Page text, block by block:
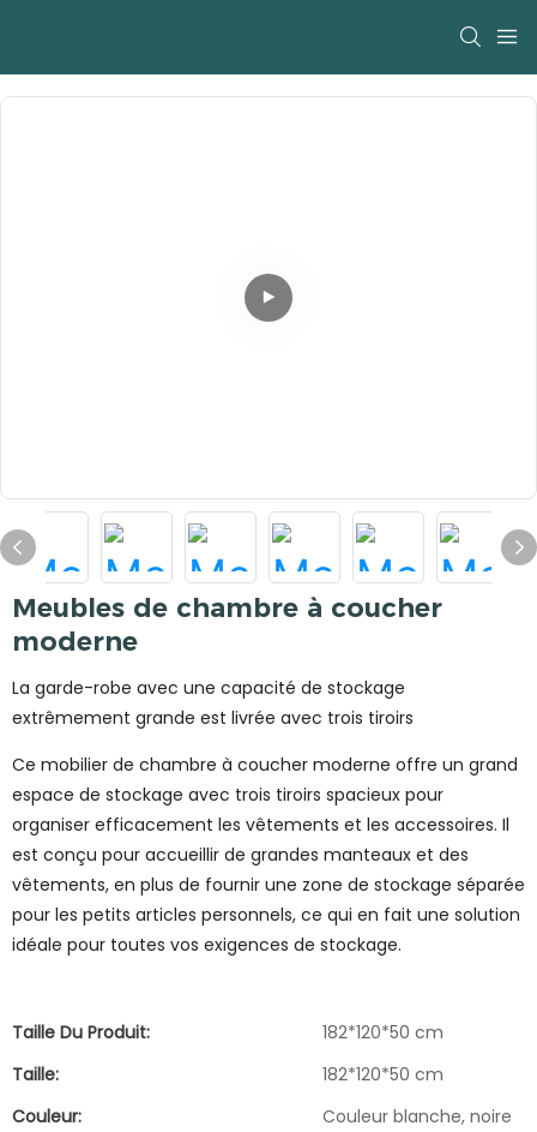
Meubles de chambre à coucher
moderne
La garde-robe avec une capacité de stockage
extrêmement grande est livrée avec trois tiroirs
Ce mobilier de chambre à coucher moderne offre un grand
espace de stockage avec trois tiroirs spacieux pour
organiser efficacement les vêtements et les accessoires. Il
est conçu pour accueillir de grandes manteaux et des
vêtements, en plus de fournir une zone de stockage séparée
pour les petits articles personnels, ce qui en fait une solution
idéale pour toutes vos exigences de stockage.
Taille Du Produit:
182*120*50 cm
Taille:
182*120*50 cm
Couleur:
Couleur blanche, noire